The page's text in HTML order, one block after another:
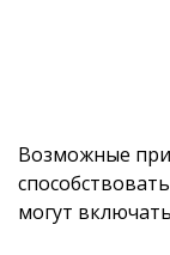
Возможные
могут